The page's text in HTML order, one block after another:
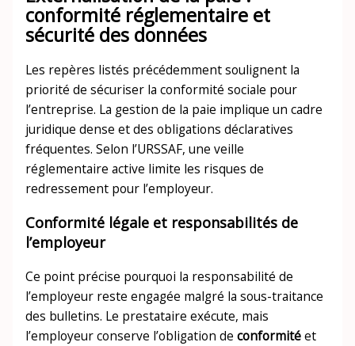
conformité réglementaire et
sécurité des données
Les repères listés précédemment soulignent la
priorité de sécuriser la conformité sociale pour
l’entreprise. La gestion de la paie implique un cadre
juridique dense et des obligations déclaratives
fréquentes. Selon l’URSSAF, une veille
réglementaire active limite les risques de
redressement pour l’employeur.
Conformité légale et responsabilités de
l’employeur
Ce point précise pourquoi la responsabilité de
l’employeur reste engagée malgré la sous-traitance
des bulletins. Le prestataire exécute, mais
l’employeur conserve l’obligation de conformitéet